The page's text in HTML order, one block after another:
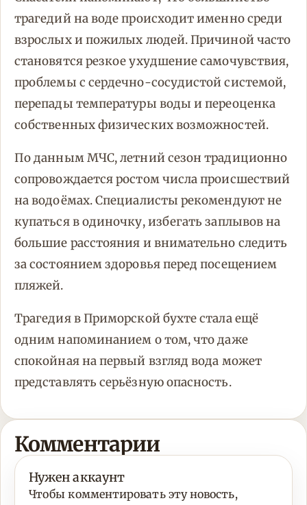
трагедий на воде происходит именно среди
взрослых и пожилых людей. Причиной часто
становятся резкое ухудшение самочувствия,
проблемы с сердечно-сосудистой системой,
перепады температуры воды и переоценка
собственных физических возможностей.
По данным МЧС, летний сезон традиционно
сопровождается ростом числа происшествий
на водоёмах. Специалисты рекомендуют не
купаться в одиночку, избегать заплывов на
большие расстояния и внимательно следить
за состоянием здоровья перед посещением
пляжей.
Трагедия в Приморской бухте стала ещё
одним напоминанием о том, что даже
спокойная на первый взгляд вода может
представлять серьёзную опасность.
Комментарии
Нужен аккаунт
Чтобы комментировать эту новость,